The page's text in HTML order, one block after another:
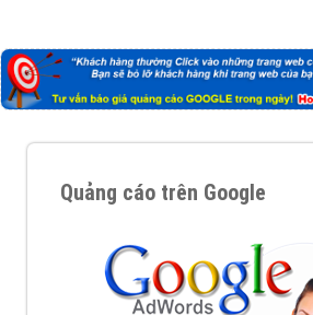
Quảng cáo trên Google